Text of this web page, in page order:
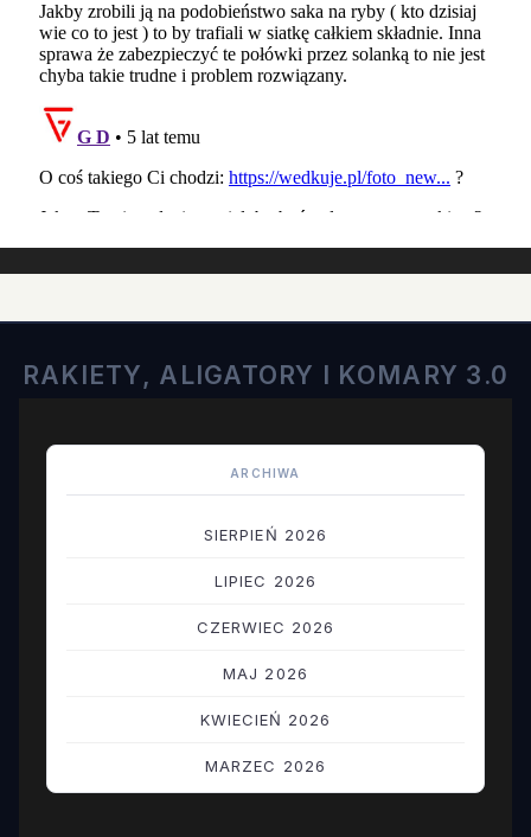
RAKIETY, ALIGATORY I KOMARY 3.0
ARCHIWA
SIERPIEŃ 2026
LIPIEC 2026
CZERWIEC 2026
MAJ 2026
KWIECIEŃ 2026
MARZEC 2026